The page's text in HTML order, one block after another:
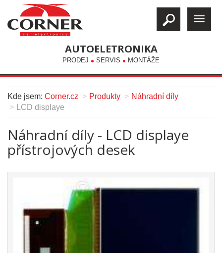
AUTOELETRONIKA
PRODEJ SERVIS MONTÁŽE
Kde jsem: Corner.cz Produkty
Náhradní díly
LCD displaye
Náhradní díly - LCD displaye
přístrojových desek